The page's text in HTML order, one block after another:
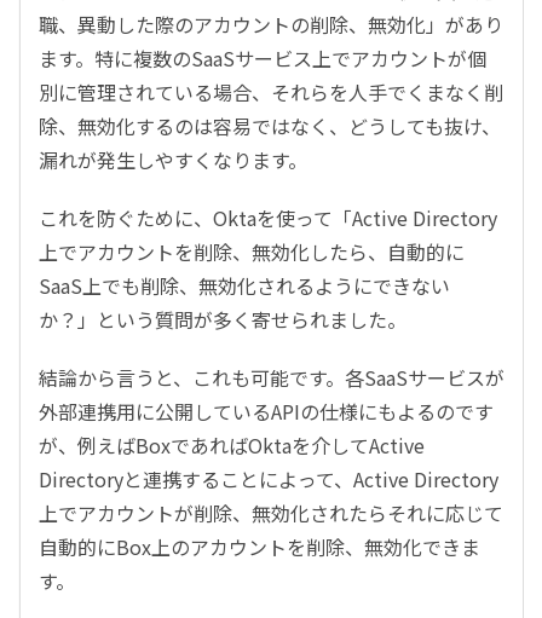
職、異動した際のアカウントの削除、無効化」があり
ます。特に複数のSaaSサービス上でアカウントが個
別に管理されている場合、それらを人手でくまなく削
除、無効化するのは容易ではなく、どうしても抜け、
漏れが発生しやすくなります。
これを防ぐために、Oktaを使って「Active Directory
上でアカウントを削除、無効化したら、自動的に
SaaS上でも削除、無効化されるようにできない
か？」という質問が多く寄せられました。
結論から言うと、これも可能です。各SaaSサービスが
外部連携用に公開しているAPIの仕様にもよるのです
が、例えばBoxであればOktaを介してActive
Directoryと連携することによって、Active Directory
上でアカウントが削除、無効化されたらそれに応じて
自動的にBox上のアカウントを削除、無効化できま
す。